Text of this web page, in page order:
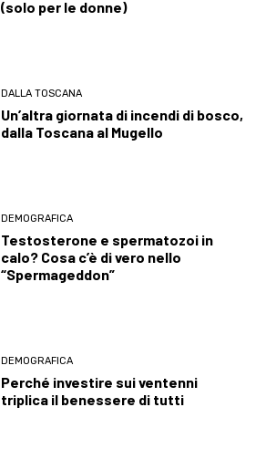
(solo per le donne)
DALLA TOSCANA
Un’altra giornata di incendi di bosco,
dalla Toscana al Mugello
DEMOGRAFICA
Testosterone e spermatozoi in
calo? Cosa c’è di vero nello
“Spermageddon”
DEMOGRAFICA
Perché investire sui ventenni
triplica il benessere di tutti